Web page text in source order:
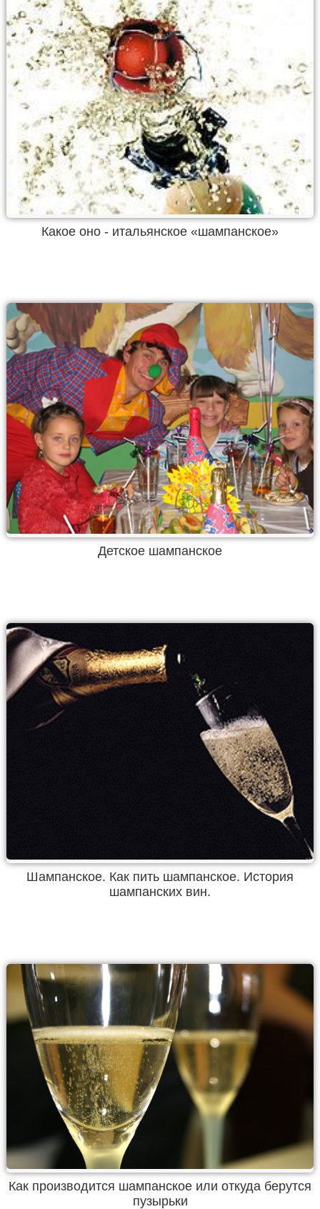
Какое оно - итальянское «шампанское»
Детское шампанское
Шампанское. Как пить шампанское. История
шампанских вин.
Как производится шампанское или откуда берутся
пузырьки